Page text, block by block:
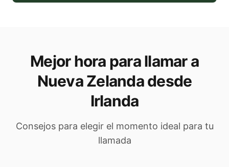
Mejor hora para llamar a
Nueva Zelanda desde
Irlanda
Consejos para elegir el momento ideal para tu
llamada